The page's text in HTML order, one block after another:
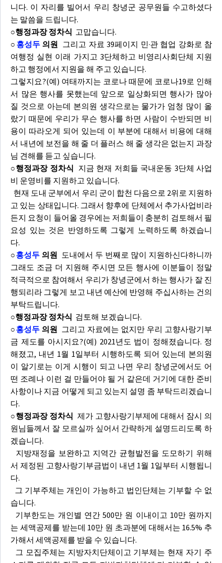
니다. 이 자리를 빌어서 우리 창녕군 공무원들 수고하셨다
는 말씀을 드립니다.
○행정과장 정차식 고맙습니다.
○ 홍성두의원 그리고 자료 39페이지 민·관 협업 강화로 참
여행정 실현 이래 가지고 3단체하고 비영리사회단체 지원
하고 행정에서 지원을 해 주고 있습니다.
그렇지요?(예) 여태까지는 코로나 때문에 코로나19로 인해
서 많은 행사를 못했는데 앞으로 일상화되면 행사가 많아
질 것으로 아는데 본의원 생각으로는 물가가 엄청 많이 올
랐기 때문에 우리가 무슨 행사를 하면 사람이 수반되면 비
용이 따라오게 되어 있는데 이 부분에 대해서 비용에 대해
서 내년에 보전을 해 줄 더 플러스 해 줄 생각은 없는지 과장
님 견해를 듣고 싶습니다.
○행정과장 정차식 지금 현재 저희들 국내운동 3단체 사업
비 운영비를 지원하고 있습니다.
현재 도내 군부에서 우리 군이 합천 다음으로 2위로 지원하
고 있는 상태입니다. 그래서 향후에 단체에서 추가사업비라
든지 요청이 들어올 경우에는 저희들이 충분히 검토해서 필
요성 있는 것은 반영하도록 그렇게 노력하도록 하겠습니
다.
○홍성두 의원 도내에서 두 번째로 많이 지원하신다하니까
그래도 조금 더 지원해 주시면 모든 행사에 이분들이 정말
적극적으로 참여해서 우리가 창녕군에서 하는 행사가 잘 진
행되리라 그렇게 보고 내년 예산에 반영해 주십사하는 건의
부탁드립니다.
○행정과장 정차식 검토해 보겠습니다.
○홍성두 의원 그리고 자료에는 없지만 우리 고향사랑기부
금 제도를 아시지요?(예) 2021년도 법이 정해졌습니다. 정
해졌고, 내년 1월 1일부터 시행하도록 되어 있는데 본의원
이 알기로는 이게 시행이 되고 나면 우리 창녕군에서도 어
떤 조례나 이런 걸 만들어야 될 거 같은데 거기에 대한 준비
사항이나 지금 어떻게 되고 있는지 설명 좀 부탁드리겠습니
다.
○행정과장 정차식 제가 고향사랑기부제에 대해서 잠시 의
원님들께서 잘 모르실까 싶어서 간략하게 설명드리도록 하
겠습니다.
지방재정을 보완하고 지역간 균형발전을 도모하기 위해
서 제정된 고향사랑기부금법이 내년 1월 1일부터 시행됩니
다.
그 기부주체는 개인이 가능하고 법인단체는 기부할 수 없
습니다.
기부한도는 개인별 연간 500만 원 이내이고 10만 원까지
는 세액공제를 받는데 10만 원 초과분에 대해서는 16.5% 추
가해서 세액공제를 받을 수 있습니다.
그 모집주체는 지방자치단체이고 기부체는 현재 자기 주